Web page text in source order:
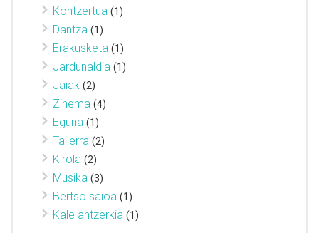
Kontzertua (1)
Dantza (1)
Erakusketa (1)
Jardunaldia (1)
Jaiak (2)
Zinema (4)
Eguna (1)
Tailerra (2)
Kirola (2)
Musika (3)
Bertso saioa (1)
Kale antzerkia (1)